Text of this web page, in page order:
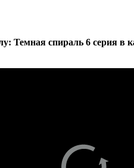
Темная спираль 6 серия в